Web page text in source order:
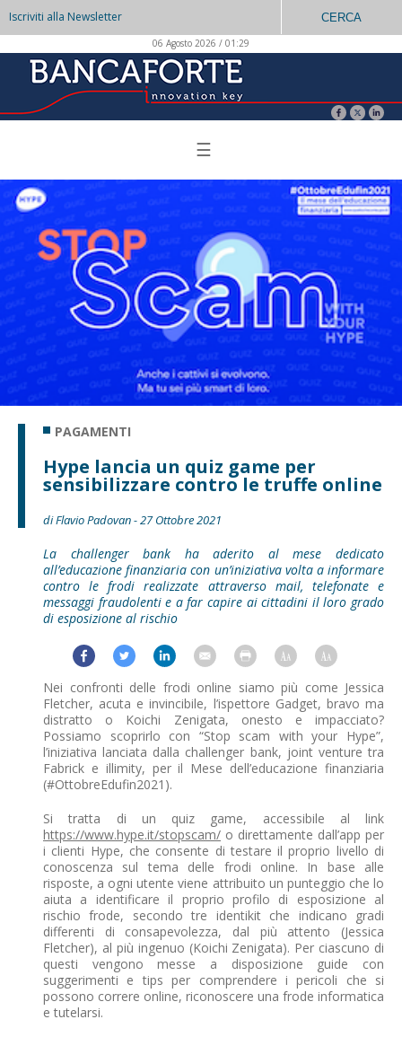
Iscriviti alla Newsletter CERCA
06 Agosto 2026 / 01:29
☰
PAGAMENTI
Hype lancia un quiz game per
sensibilizzare contro le truffe online
di Flavio Padovan - 27 Ottobre 2021
La challenger bank ha aderito al mese dedicato
all’educazione finanziaria con un’iniziativa volta a informare
contro le frodi realizzate attraverso mail, telefonate e
messaggi fraudolenti e a far capire ai cittadini il loro grado
di esposizione al rischio
Nei confronti delle frodi online siamo più come Jessica
Fletcher, acuta e invincibile, l’ispettore Gadget, bravo ma
distratto o Koichi Zenigata, onesto e impacciato?
Possiamo scoprirlo con “Stop scam with your Hype”,
l’iniziativa lanciata dalla challenger bank, joint venture tra
Fabrick e illimity, per il Mese dell’educazione finanziaria
(#OttobreEdufin2021).
Si tratta di un quiz game, accessibile al link
https://www.hype.it/stopscam/ o direttamente dall’app per
i clienti Hype, che consente di testare il proprio livello di
conoscenza sul tema delle frodi online. In base alle
risposte, a ogni utente viene attribuito un punteggio che lo
aiuta a identificare il proprio profilo di esposizione al
rischio frode, secondo tre identikit che indicano gradi
differenti di consapevolezza, dal più attento (Jessica
Fletcher), al più ingenuo (Koichi Zenigata). Per ciascuno di
questi vengono messe a disposizione guide con
suggerimenti e tips per comprendere i pericoli che si
possono correre online, riconoscere una frode informatica
e tutelarsi.